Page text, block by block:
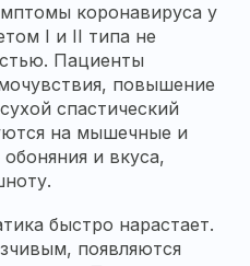
коронавируса у
I и II типа не
Пациенты
повышение
спастический
на мышечные и
и вкуса,
быстро нарастает.
появляются